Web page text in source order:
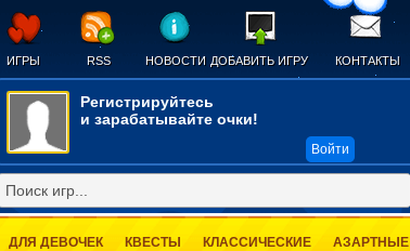
ИГРЫ RSS НОВОСТИ ДОБАВИТЬ ИГРУ КОНТАКТЫ
Регистрируйтесь
и зарабатывайте очки!
Войти
ДЛЯ ДЕВОЧЕК КВЕСТЫ КЛАССИЧЕСКИЕ АЗАРТНЫЕ